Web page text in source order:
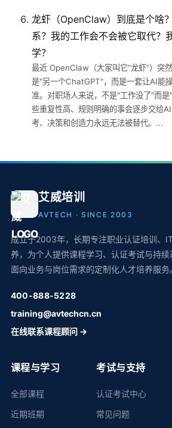
龙虾（OpenClaw）到底是个啥
系？我的工作会不会被它取代？
学？
最近 OpenClaw（大家叫它“龙虾”）突
是"另一个ChatGPT"，而是一套让AI能
准。对职场人来说，不是"工作没了"而
些重复性高、规则明确的事会逐步交给
考、决策和创造力永远无法被替代。...
艾威培训
AVTECH · SINCE 2003
成立于2003年，长期专注职业认证培训、
养，为个人提供课程学习、认证考试与持
面向业务与岗位需求的定制化人才培养服务
400-888-5228
training@avtechcn.cn
在线联系课程顾问 →
课程与学习
全部课程
近期班期
考试与支持
认证考试中心
常见问题